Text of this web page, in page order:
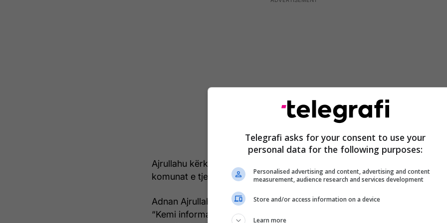
Ajrullahu kërkon nga ekzekutivi trajtim të barabartë sikurse me
komunat e tjera, të cilat kanë popullsi maqedonase.
Adnan Ajrullahu, kryetar i grupit inicues të protestës
“Kemi informata të sakta se dëmet e tona janë bërë në vitin 2018
Telegrafi asks for your consent to use your
personal data for the following purposes:
Personalised advertising and content, advertising and content
measurement, audience research and services development
Store and/or access information on a device
Learn more